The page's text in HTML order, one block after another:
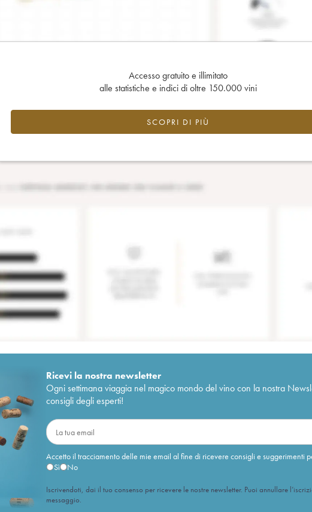
Accesso gratuito e illimitato
alle statistiche e indici di oltre 150.000 vini
SCOPRI DI PIÙ
Ricevi la nostra newsletter
Ogni settimana viaggia nel magico mondo del vino con la nostra
consigli degli esperti!
Accetto il tracciamento delle mie email al fine di ricevere consigli e suggerimenti
Sì
No
Iscrivendoti, dai il tuo consenso per ricevere le nostre newsletter. Puoi annullare
messaggio.